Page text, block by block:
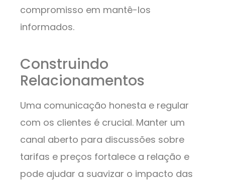
compromisso em mantê-los
informados.
Construindo
Relacionamentos
Uma comunicação honesta e regular
com os clientes é crucial. Manter um
canal aberto para discussões sobre
tarifas e preços fortalece a relação e
pode ajudar a suavizar o impacto das